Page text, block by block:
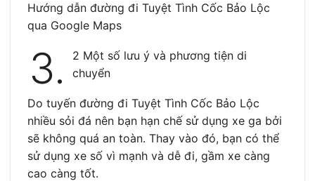
Hướng dẫn đường đi Tuyệt Tình Cốc Bảo Lộc
qua Google Maps
3.
2 Một số lưu ý và phương tiện di
chuyển
Do tuyến đường đi Tuyệt Tình Cốc Bảo Lộc
nhiều sỏi đá nên bạn hạn chế sử dụng xe ga bởi
sẽ không quá an toàn. Thay vào đó, bạn có thể
sử dụng xe số vì mạnh và dễ đi, gầm xe càng
cao càng tốt.